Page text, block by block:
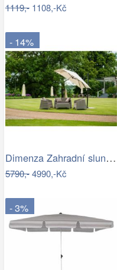
1119,-1108,-Kč
- 14%
Dimenza Zahradní slunečník ROMA výkyvný…
5790,-4990,-Kč
- 3%